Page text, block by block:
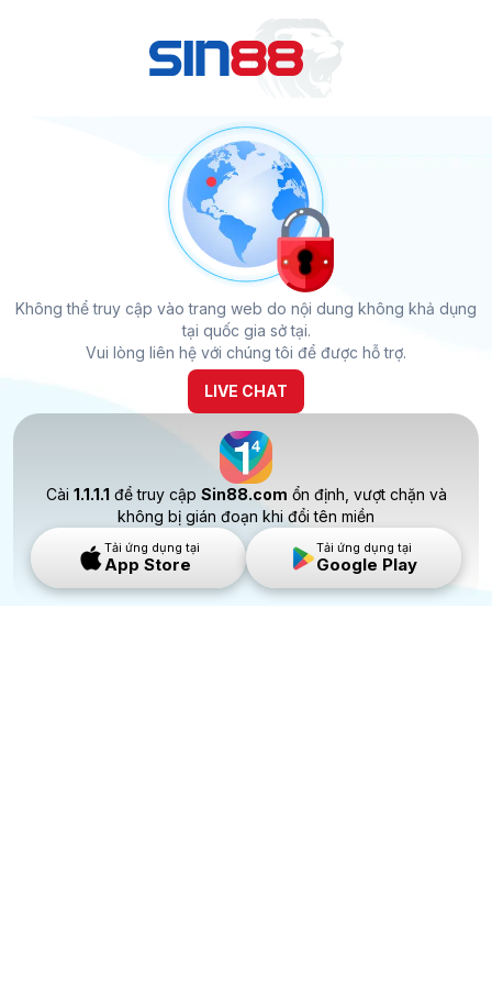
Không thể truy cập vào trang web do nội dung không khả dụng
tại quốc gia sở tại.
Vui lòng liên hệ với chúng tôi để được hỗ trợ.
LIVE CHAT
Cài 1.1.1.1 để truy cập Sin88.com ổn định, vượt chặn và
không bị gián đoạn khi đổi tên miền
Tải ứng dụng tại
App Store
Tải ứng dụng tại
Google Play